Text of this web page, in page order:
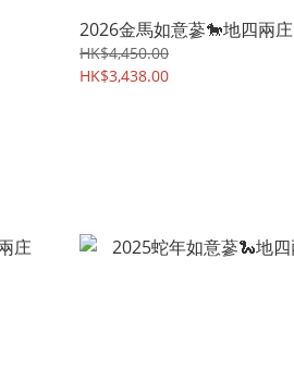
2026金馬如意蔘🐎地四兩庄
HK$4,450.00
HK$3,438.00